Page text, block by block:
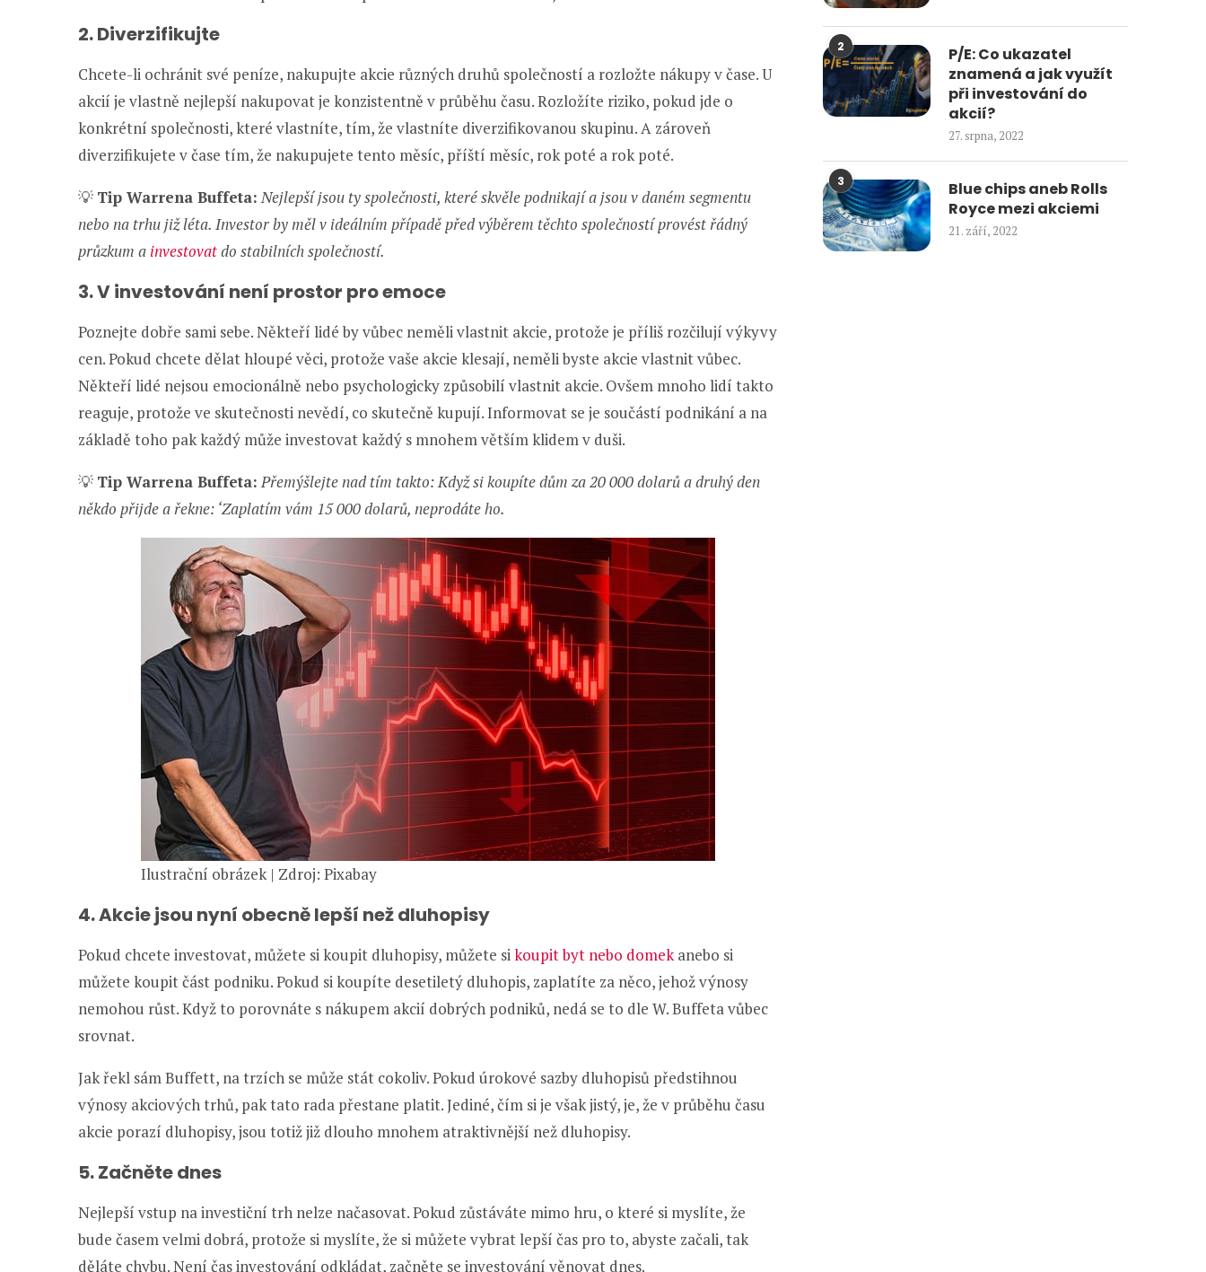
2. Diverzifikujte
Chcete-li ochránit své peníze, nakupujte akcie různých druhů společností a rozložte nákupy v čase. U
akcií je vlastně nejlepší nakupovat je konzistentně v průběhu času. Rozložíte riziko, pokud jde o
konkrétní společnosti, které vlastníte, tím, že vlastníte diverzifikovanou skupinu. A zároveň
diverzifikujete v čase tím, že nakupujete tento měsíc, příští měsíc, rok poté a rok poté.
💡 Tip Warrena Buffeta: Nejlepší jsou ty společnosti, které skvěle podnikají a jsou v daném segmentu
nebo na trhu již léta. Investor by měl v ideálním případě před výběrem těchto společností provést řádný
průzkum a investovatdo stabilních společností.
3. V investování není prostor pro emoce
Poznejte dobře sami sebe. Někteří lidé by vůbec neměli vlastnit akcie, protože je příliš rozčilují výkyvy
cen. Pokud chcete dělat hloupé věci, protože vaše akcie klesají, neměli byste akcie vlastnit vůbec.
Někteří lidé nejsou emocionálně nebo psychologicky způsobilí vlastnit akcie. Ovšem mnoho lidí takto
reaguje, protože ve skutečnosti nevědí, co skutečně kupují. Informovat se je součástí podnikání a na
základě toho pak každý může investovat každý s mnohem větším klidem v duši.
💡 Tip Warrena Buffeta: Přemýšlejte nad tím takto: Když si koupíte dům za 20 000 dolarů a druhý den
někdo přijde a řekne: ‘Zaplatím vám 15 000 dolarů, neprodáte ho.
Ilustrační obrázek | Zdroj: Pixabay
4. Akcie jsou nyní obecně lepší než dluhopisy
Pokud chcete investovat, můžete si koupit dluhopisy, můžete sikoupit byt nebo domekanebo si
můžete koupit část podniku. Pokud si koupíte desetiletý dluhopis, zaplatíte za něco, jehož výnosy
nemohou růst. Když to porovnáte s nákupem akcií dobrých podniků, nedá se to dle W. Buffeta vůbec
srovnat.
Jak řekl sám Buffett, na trzích se může stát cokoliv. Pokud úrokové sazby dluhopisů předstihnou
výnosy akciových trhů, pak tato rada přestane platit. Jediné, čím si je však jistý, je, že v průběhu času
akcie porazí dluhopisy, jsou totiž již dlouho mnohem atraktivnější než dluhopisy.
5. Začněte dnes
Nejlepší vstup na investiční trh nelze načasovat. Pokud zůstáváte mimo hru, o které si myslíte, že
bude časem velmi dobrá, protože si myslíte, že si můžete vybrat lepší čas pro to, abyste začali, tak
děláte chybu. Není čas investování odkládat, začněte se investování věnovat dnes.
2
P/E: Co ukazatel
znamená a jak využít
při investování do
akcií?
27. srpna, 2022
3
Blue chips aneb Rolls
Royce mezi akciemi
21. září, 2022